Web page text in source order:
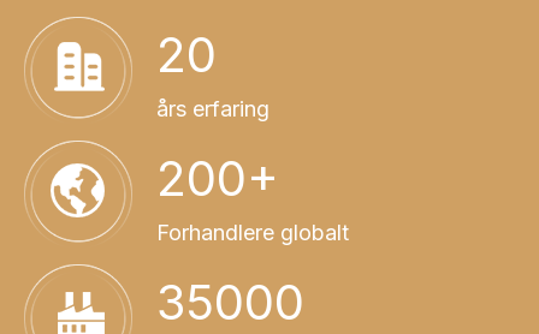
20
års erfaring
200+
Forhandlere globalt
35000